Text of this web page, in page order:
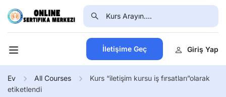
İletişime Geç Giriş Yap
Ev All Courses
Kurs “iletişim kursu iş fırsatları”olarak
etiketlendi